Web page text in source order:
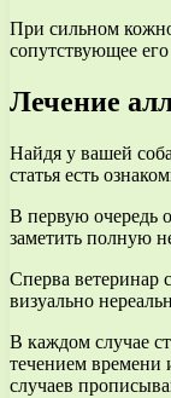
При сильном
сопутствующее
Лечение
Найдя у вашей
статья есть
В первую очередь
заметить полную
Сперва ветеринар
визуально
В каждом случае
течением времени
случаев